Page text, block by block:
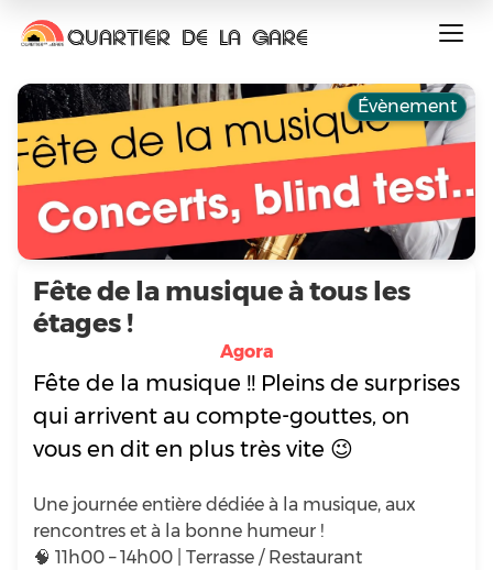
QUARTIER DE LA GARE
Évènement
Fête de la musique à tous les
étages !
Agora
Fête de la musique !! Pleins de surprises
qui arrivent au compte-gouttes, on
vous en dit en plus très vite 😉
Une journée entière dédiée à la musique, aux
rencontres et à la bonne humeur !
🧠 11h00 – 14h00 | Terrasse / Restaurant